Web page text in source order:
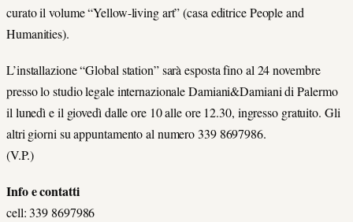
curato il volume “Yellow-living art” (casa editrice People and
Humanities).
L’installazione “Global station” sarà esposta fino al 24 novembre
presso lo studio legale internazionale Damiani&Damiani di Palermo
il lunedì e il giovedì dalle ore 10 alle ore 12.30, ingresso gratuito. Gli
altri giorni su appuntamento al numero 339 8697986.
(V.P.)
Info e contatti
cell: 339 8697986